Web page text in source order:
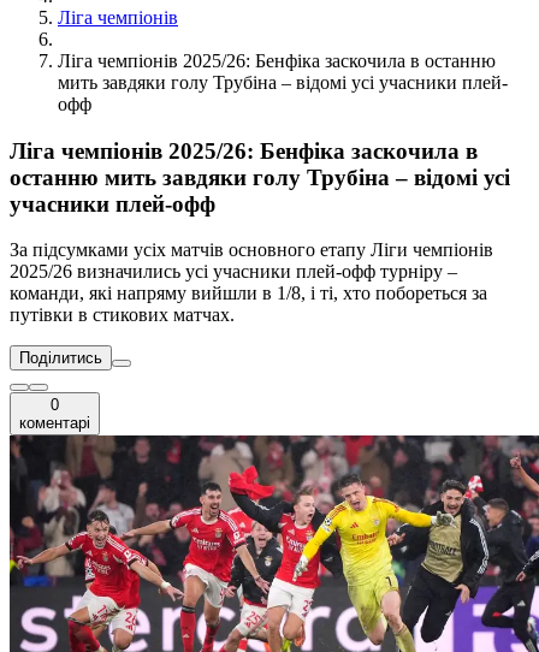
Ліга чемпіонів
Ліга чемпіонів 2025/26: Бенфіка заскочила в останню
мить завдяки голу Трубіна – відомі усі учасники плей-
офф
Ліга чемпіонів 2025/26: Бенфіка заскочила в
останню мить завдяки голу Трубіна – відомі усі
учасники плей-офф
За підсумками усіх матчів основного етапу Ліги чемпіонів
2025/26 визначились усі учасники плей-офф турніру –
команди, які напряму вийшли в 1/8, і ті, хто побореться за
путівки в стикових матчах.
Поділитись
0
коментарі